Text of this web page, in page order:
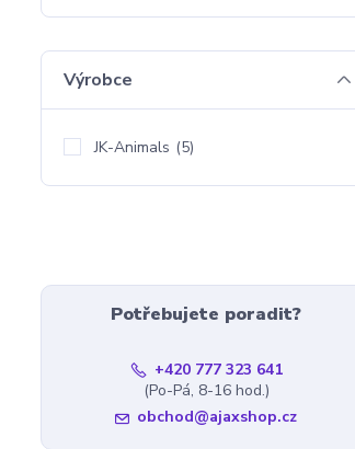
Výrobce
JK-Animals (5)
Potřebujete poradit?
+420 777 323 641
(Po-Pá, 8-16 hod.)
obchod@ajaxshop.cz